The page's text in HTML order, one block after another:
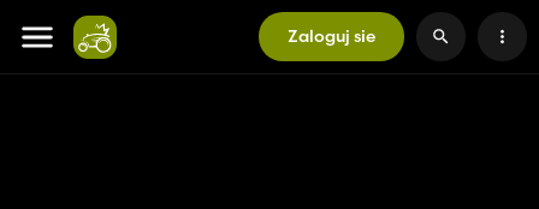
Zaloguj sie